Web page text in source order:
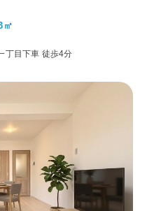
㎡
丁目下車 徒歩4分